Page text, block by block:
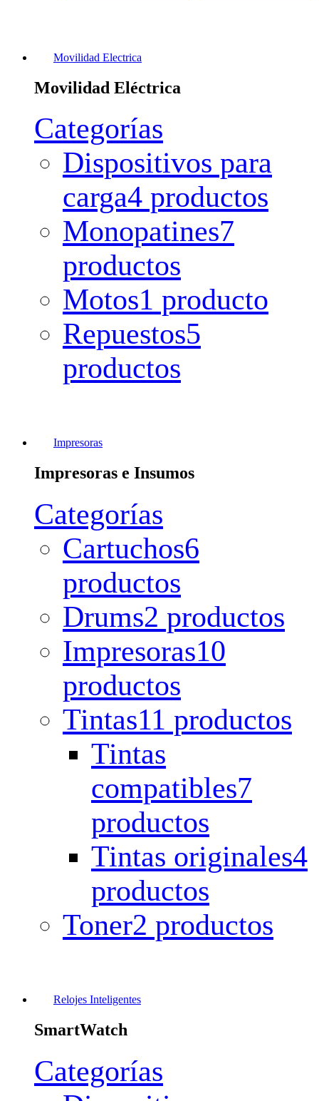
Movilidad Electrica
Movilidad Eléctrica
Categorías
Dispositivos para
carga4 productos
Monopatines7
productos
Motos1 producto
Repuestos5
productos
Impresoras
Impresoras e Insumos
Categorías
Cartuchos6
productos
Drums2 productos
Impresoras10
productos
Tintas11 productos
Tintas
compatibles7
productos
Tintas originales4
productos
Toner2 productos
Relojes Inteligentes
SmartWatch
Categorías